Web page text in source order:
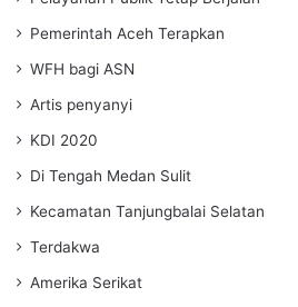
Pemerintah Aceh Terapkan
WFH bagi ASN
Artis penyanyi
KDI 2020
Di Tengah Medan Sulit
Kecamatan Tanjungbalai Selatan
Terdakwa
Amerika Serikat